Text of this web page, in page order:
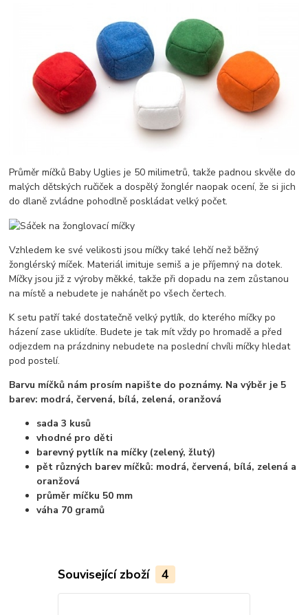
Průměr míčků Baby Uglies je 50 milimetrů, takže padnou skvěle do
malých dětských ručiček a dospělý žonglér naopak ocení, že si jich
do dlaně zvládne pohodlně poskládat velký počet.
Vzhledem ke své velikosti jsou míčky také lehčí než běžný
žonglérský míček. Materiál imituje semiš a je příjemný na dotek.
Míčky jsou již z výroby měkké, takže při dopadu na zem zůstanou
na místě a nebudete je nahánět po všech čertech.
K setu patří také dostatečně velký pytlík, do kterého míčky po
házení zase uklidíte. Budete je tak mít vždy po hromadě a před
odjezdem na prázdniny nebudete na poslední chvíli míčky hledat
pod postelí.
Barvu míčků nám prosím napište do poznámy. Na výběr je 5
barev: modrá, červená, bílá, zelená, oranžová
sada 3 kusů
vhodné pro děti
barevný pytlík na míčky (zelený, žlutý)
pět různých barev míčků: modrá, červená, bílá, zelená a
oranžová
průměr míčku 50 mm
váha 70 gramů
Související zboží 4